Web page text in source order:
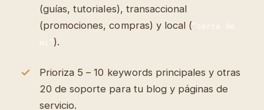
(guías, tutoriales), transaccional
(promociones, compras) y local ( “cerca de
mí”).
Prioriza 5 – 10 keywords principales y otras
20 de soporte para tu blog y páginas de
servicio.